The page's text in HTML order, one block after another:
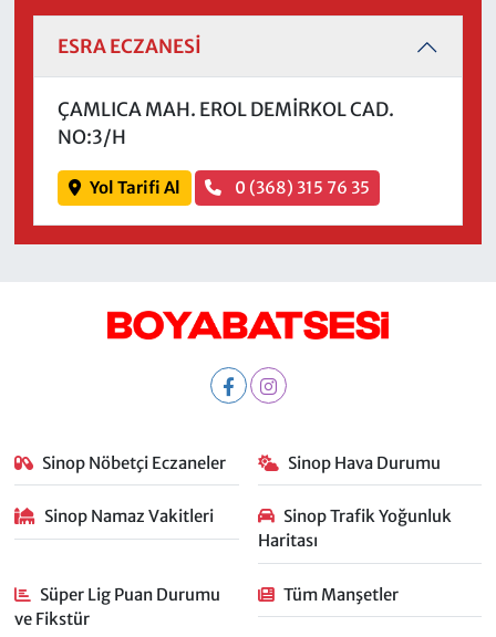
ESRA ECZANESİ
ÇAMLICA MAH. EROL DEMİRKOL CAD.
NO:3/H
Yol Tarifi Al 0 (368) 315 76 35
Sinop Nöbetçi Eczaneler Sinop Hava Durumu
Sinop Namaz Vakitleri
Sinop Trafik Yoğunluk
Haritası
Süper Lig Puan Durumu
ve Fikstür
Tüm Manşetler